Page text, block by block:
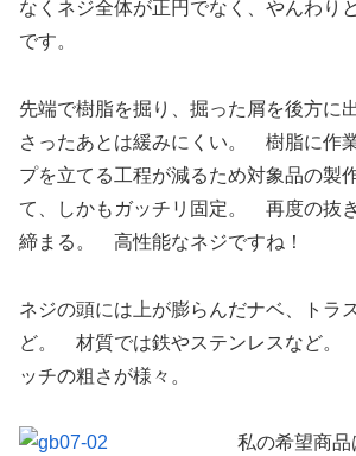
なくネジ全体が正円でなく、やんわり
です。
先端で樹脂を掘り、掘った屑を後方に
さったあとは緩みにくい。 樹脂に作
プを立てる工程が減るため対象品の製
て、しかもガッチリ固定。 再度の抜
締まる。 高性能なネジですね！
ネジの頭には上が膨らんだナベ、トラ
ど。 材質では鉄やステンレスなど。
ッチの粗さが様々。
私の希望商